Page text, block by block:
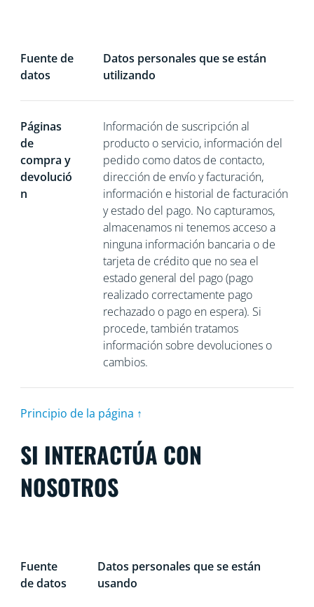
Fuente de
datos
Datos personales que se están
utilizando
Páginas
de
compra y
devolució
n
Información de suscripción al
producto o servicio, información del
pedido como datos de contacto,
dirección de envío y facturación,
información e historial de facturación
y estado del pago. No capturamos,
almacenamos ni tenemos acceso a
ninguna información bancaria o de
tarjeta de crédito que no sea el
estado general del pago (pago
realizado correctamente pago
rechazado o pago en espera). Si
procede, también tratamos
información sobre devoluciones o
cambios.
Principio de la página ↑
SI INTERACTÚA CON
NOSOTROS
Fuente
de datos
Datos personales que se están
usando